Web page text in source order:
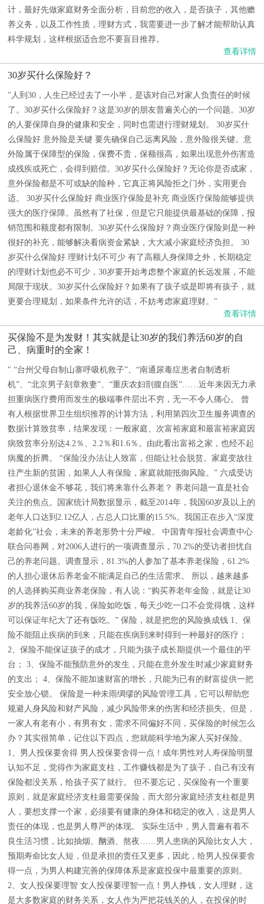
计，最好先做家庭财务全面分析，目前您的收入，是否孩子，其他赡
养义务，以及工作性质，理财方式，我需要进一步了解才能帮助认真
科学规划，这样根据适合您不要盲目推荐。
查看详情
30岁买什么保险好？
"人到30，人生已经过去了一小半，是该对自己对家人负责任的时候
了。30岁买什么保险好？这是30岁的朋友普遍关心的一个问题。30岁
的人要保障自身的健康和安全，同时也需进行理财规划。 30岁买什
么保险好 意外险是关键 要先确保自己远离风险，意外险很关键。意
外险属于保障型的保险，保费不贵，保额很高，如果出现意外伤害造
成残疾或死亡，会得到赔偿。30岁买什么保险好？无论你是否成家，
意外保险都是不可或缺的险种，它真正将风险拒之门外，实用更合
适。 30岁买什么保险好 商业医疗保险是补充 商业医疗保险能够提供
强大的医疗保障。虽然有了社保，但是它只能提供最基础的保障，报
销范围和额度都有限制。30岁买什么保险好？商业医疗保险则是一种
很好的补充，能够解决看病资金紧缺，大大减小家庭经济负担。 30
岁买什么保险好 理财计划不可少 有了高额人身保障之外，长期稳定
的理财计划也必不可少，30岁要开始考虑整个家庭的长远发展，不能
局限于现状。30岁买什么保险好？如果有了孩子或是即将有孩子，就
更要合理规划，如果条件允许的话，不妨考虑家庭理财。"
查看详情
买保险不是为发财！其实就是让30岁的我们养活60岁的自
己、病重时的全家！
" “台州父母自制山寨呼吸机救子”、“南通尿毒症患者自制透析
机”、“北京男子刻章救妻”、“重庆农妇剖腹自医”……近年来因无力承
担重病医疗费用而发生的极端事件层出不穷，无一不令人痛心。 曾
有人根据世界卫生组织推荐的计算方法，利用第四次卫生服务调查的
数据计算致贫率，结果发现：一般家庭、次富裕家庭和最富裕家庭因
病致贫率分别达4.2％、2.2％和1.6％。由此看出富裕之家，也经不起
病魔的折腾。 “保险没办法让人致富，但能让社会脱贫。家庭变故往
往产生新的贫困，如果人人有保险，家庭就能抵御风险。” 六成受访
者担心退休金不够花，我们将来靠什么养老？ 养老问题一直是社会
关注的焦点。国家统计局数据显示，截至2014年，我国60岁及以上的
老年人口达到2.12亿人，占总人口比重的15.5%。我国正在步入“深度
老龄化”社会，未来的养老形势十分严峻。 中国青年报社会调查中心
联合问卷网，对2006人进行的一项调查显示，70.2%的受访者担忧自
己的养老问题。调查显示，81.3%的人参加了基本养老保险，61.2%
的人担心退休后养老金不能满足自己的生活需求。 所以，越来越多
的人选择购买商业养老保险，有人说：“购买养老年金险，就是让30
岁的我养活60岁的我，保险如吃饭，每天少吃一口不会觉得饿，这样
可以保证年纪大了还有饭吃。” 保险，就是把您的风险换成钱 1、保
险不能阻止疾病的到来，只能在疾病到来时得到一种最好的医疗；
2、保险不能保证孩子的成才，只能为孩子成长期提供一个最佳的平
台； 3、保险不能预防意外的发生，只能在意外发生时减少家庭财务
的支出； 4、保险不能加速财富的增长，只能为已有的财富提供一把
安全放心锁。 保险是一种未雨绸缪的风险管理工具，它可以帮助您
规避人身风险和财产风险，减少风险带来的伤害和经济损失。但是，
一家人有老有小，有男有女，需求不同偏好不同，买保险的时候怎么
办？其实很简单，记住以下四点，您就能科学地为家人买好保险。
1、男人投保要舍得 男人投保要舍得一点！成年男性对人寿保险明显
认知不足，觉得作为家庭支柱，工作赚钱都是为了孩子，自己有没有
保险都没关系，给孩子买了就行。 但不要忘记，买保险有一个重要
原则，就是家庭经济支柱最需要保险，而大部分家庭经济支柱都是男
人，要想支撑一个家，必须要有健康的身体和稳定的收入，这是男人
责任的体现，也是男人尊严的体现。 实际生活中，男人普遍有着不
良生活习惯，比如抽烟、酗酒、熬夜……男人患病的风险比女人大，
预期寿命比女人短，但是承担的责任又更多，因此，给男人投保要舍
得一点，为男人构建完善的保障体系是家庭投保中最重要的原则。
2、女人投保要理智 女人投保要理智一点！男人挣钱，女人理财，这
是大多数家庭的财务关系，女人作为严把花钱关的人，在投保的时